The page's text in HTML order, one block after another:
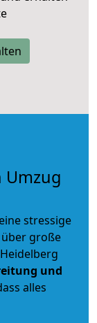
Umzug
stressige
große
und
alles